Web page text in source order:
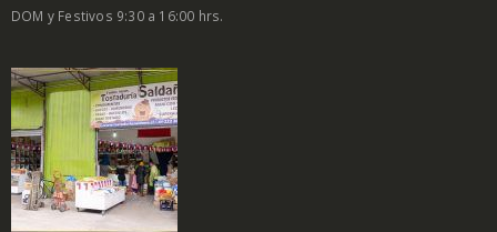
DOM y Festivos 9:30 a 16:00 hrs.